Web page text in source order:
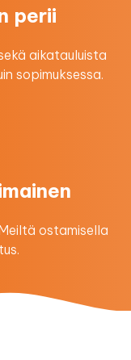
perii
aikatauluista
sopimuksessa.
ostamisella